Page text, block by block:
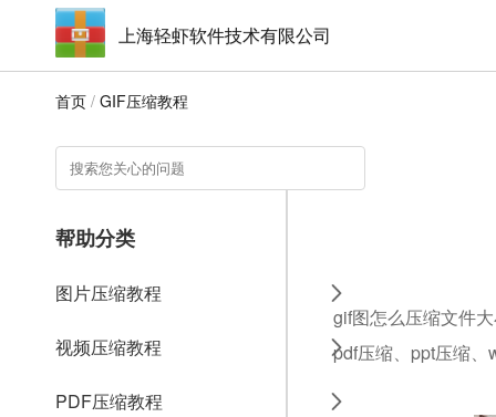
上海轻虾软件技术有限公司
首页 / GIF压缩教程
帮助分类
图片压缩教程
视频压缩教程
PDF压缩教程
gif图怎么压缩文件
pdf压缩、ppt压缩